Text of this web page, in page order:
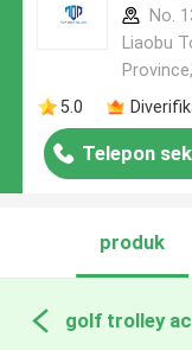
No.
Liaobu
5.0
Telepon
produk
golf trolley